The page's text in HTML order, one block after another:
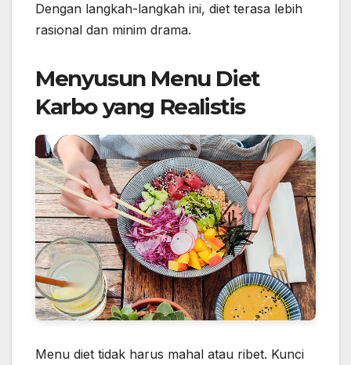
Dengan langkah-langkah ini, diet terasa lebih
rasional dan minim drama.
Menyusun Menu Diet
Karbo yang Realistis
Menu diet tidak harus mahal atau ribet. Kunci